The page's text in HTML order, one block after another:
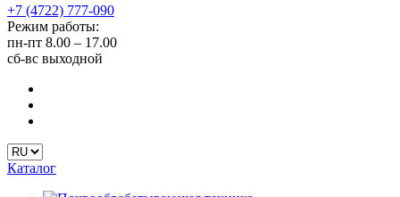
+7 (4722) 777-090
Режим работы:
пн-пт 8.00 – 17.00
сб-вс выходной
Каталог